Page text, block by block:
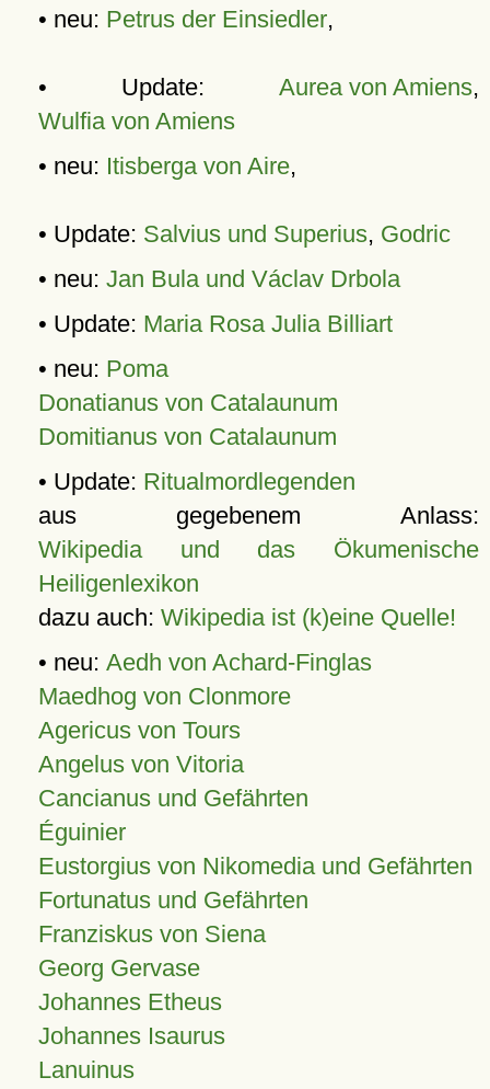
• neu: Petrus der Einsiedler,
• Update: Aurea von Amiens,
Wulfia von Amiens
• neu: Itisberga von Aire,
• Update: Salvius und Superius, Godric
• neu: Jan Bula und Václav Drbola
• Update: Maria Rosa Julia Billiart
• neu: Poma
Donatianus von Catalaunum
Domitianus von Catalaunum
• Update: Ritualmordlegenden
aus gegebenem Anlass:
Wikipedia und das Ökumenische
Heiligenlexikon
dazu auch: Wikipedia ist (k)eine Quelle!
• neu: Aedh von Achard-Finglas
Maedhog von Clonmore
Agericus von Tours
Angelus von Vitoria
Cancianus und Gefährten
Éguinier
Eustorgius von Nikomedia und Gefährten
Fortunatus und Gefährten
Franziskus von Siena
Georg Gervase
Johannes Etheus
Johannes Isaurus
Lanuinus